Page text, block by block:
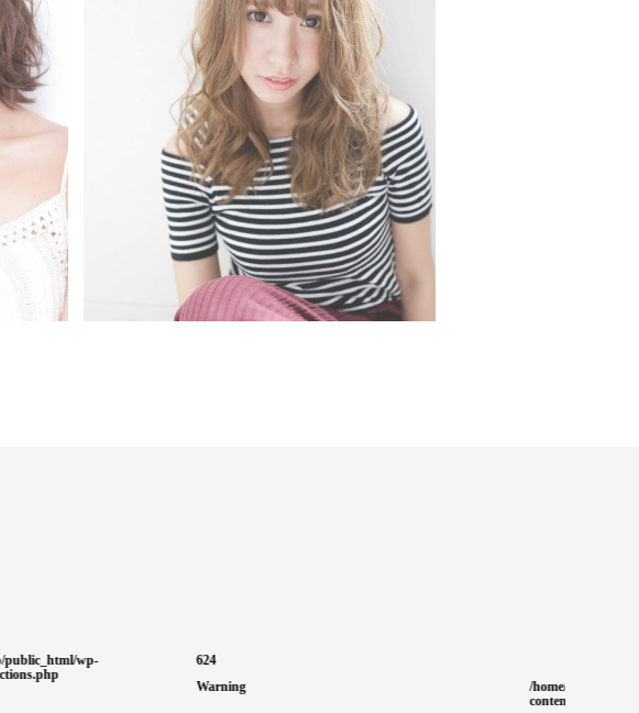
624
/home/luxuinc/luxu.co.jp/public_html/wp-
content/themes/luxu/functions.php